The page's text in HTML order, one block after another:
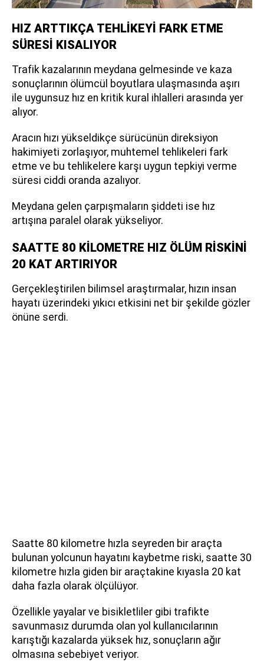
HIZ ARTTIKÇA TEHLİKEYİ FARK ETME
SÜRESİ KISALIYOR
Trafik kazalarının meydana gelmesinde ve kaza
sonuçlarının ölümcül boyutlara ulaşmasında aşırı
ile uygunsuz hız en kritik kural ihlalleri arasında yer
alıyor.
Aracın hızı yükseldikçe sürücünün direksiyon
hakimiyeti zorlaşıyor, muhtemel tehlikeleri fark
etme ve bu tehlikelere karşı uygun tepkiyi verme
süresi ciddi oranda azalıyor.
Meydana gelen çarpışmaların şiddeti ise hız
artışına paralel olarak yükseliyor.
SAATTE 80 KİLOMETRE HIZ ÖLÜM RİSKİNİ
20 KAT ARTIRIYOR
Gerçekleştirilen bilimsel araştırmalar, hızın insan
hayatı üzerindeki yıkıcı etkisini net bir şekilde gözler
önüne serdi.
Saatte 80 kilometre hızla seyreden bir araçta
bulunan yolcunun hayatını kaybetme riski, saatte 30
kilometre hızla giden bir araçtakine kıyasla 20 kat
daha fazla olarak ölçülüyor.
Özellikle yayalar ve bisikletliler gibi trafikte
savunmasız durumda olan yol kullanıcılarının
karıştığı kazalarda yüksek hız, sonuçların ağır
olmasına sebebiyet veriyor.